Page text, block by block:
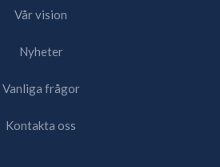
Vår vision
Nyheter
Vanliga frågor
Kontakta oss